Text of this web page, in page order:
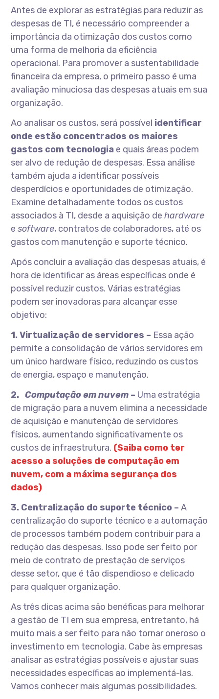
Antes de explorar as estratégias para reduzir as
despesas de TI, é necessário compreender a
importância da otimização dos custos como
uma forma de melhoria da eficiência
operacional. Para promover a sustentabilidade
financeira da empresa, o primeiro passo é uma
avaliação minuciosa das despesas atuais em sua
organização.
Ao analisar os custos, será possível identificar
onde estão concentrados os maiores
gastos com tecnologia e quais áreas podem
ser alvo de redução de despesas. Essa análise
também ajuda a identificar possíveis
desperdícios e oportunidades de otimização.
Examine detalhadamente todos os custos
associados à TI, desde a aquisição dehardware
esoftware, contratos de colaboradores, até os
gastos com manutenção e suporte técnico.
Após concluir a avaliação das despesas atuais, é
hora de identificar as áreas específicas onde é
possível reduzir custos. Várias estratégias
podem ser inovadoras para alcançar esse
objetivo:
1. Virtualização de servidores – Essa ação
permite a consolidação de vários servidores em
um único hardware físico, reduzindo os custos
de energia, espaço e manutenção.
2.Computação em nuvem – Uma estratégia
de migração para a nuvem elimina a necessidade
de aquisição e manutenção de servidores
físicos, aumentando significativamente os
custos de infraestrutura. (Saiba como ter
acesso a soluções de computação em
nuvem, com a máxima segurança dos
dados)
3. Centralização do suporte técnico – A
centralização do suporte técnico e a automação
de processos também podem contribuir para a
redução das despesas. Isso pode ser feito por
meio de contrato de prestação de serviços
desse setor, que é tão dispendioso e delicado
para qualquer organização.
As três dicas acima são benéficas para melhorar
a gestão de TI em sua empresa, entretanto, há
muito mais a ser feito para não tornar oneroso o
investimento em tecnologia. Cabe às empresas
analisar as estratégias possíveis e ajustar suas
necessidades específicas ao implementá-las.
Vamos conhecer mais algumas possibilidades.